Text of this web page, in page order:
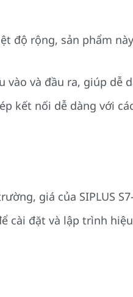
độ rộng, sản phẩm
vào và đầu ra, giúp dễ
kết nối dễ dàng với
giá của SIPLUS
cài đặt và lập trình